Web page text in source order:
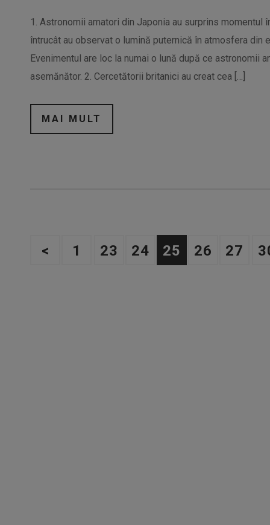
1. Astronomii amatori din Japonia au surprins
întrucât au observat o lumină puternică în atmosfera din
Evenimentul are loc la numai o lună după ce astronomii
asemănător. 2. Cercetătorii britanici au creat cea […]
MAI MULT
< 1 23 24 25 26 27